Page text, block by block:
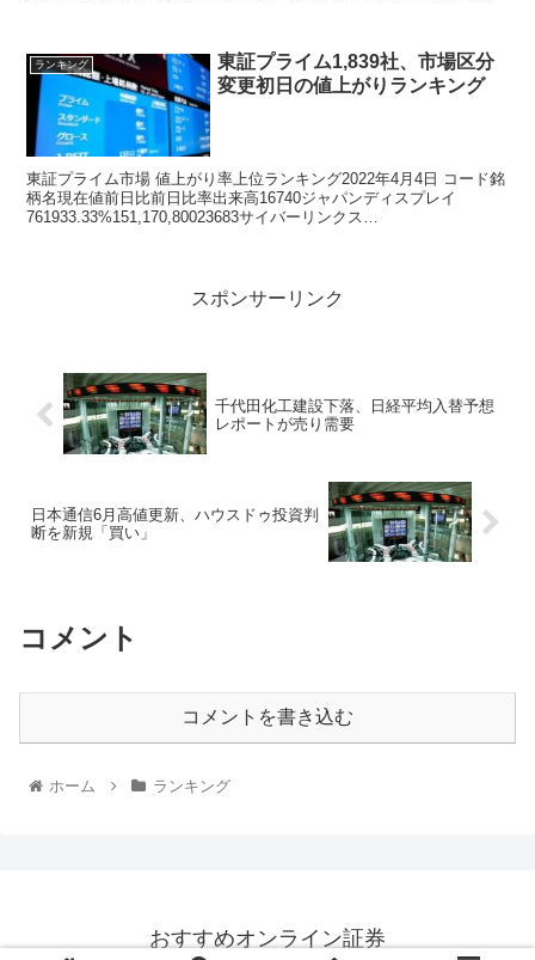
ランキング
東証プライム1,839社、市場区分
変更初日の値上がりランキング
東証プライム市場 値上がり率上位ランキング2022年4月4日 コード銘
柄名現在値前日比前日比率出来高16740ジャパンディスプレイ
761933.33%151,170,80023683サイバーリンクス
スポンサーリンク
千代田化工建設下落、日経平均入替予想
レポートが売り需要
日本通信6月高値更新、ハウスドゥ投資判
断を新規「買い」
コメント
コメントを書き込む
ホーム ランキング
おすすめオンライン証券